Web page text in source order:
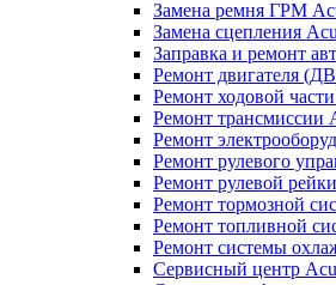
Замена ремня ГРМ
Замена сцепления
Заправка и ремонт
Ремонт двигателя
Ремонт ходовой
Ремонт трансмиссии
Ремонт
Ремонт рулевого
Ремонт рулевой
Ремонт тормозной
Ремонт топливной
Ремонт системы
Сервисный центр